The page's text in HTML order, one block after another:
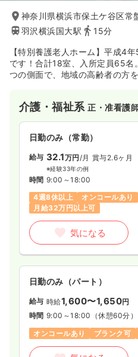
神奈川県横浜市保土ケ谷区常
羽沢横浜国大駅
15分
【特別養護老人ホーム】平成4
です！合計18室、入所定員65名
つの側面で、地域の高齢者の方
介護・福祉系正・准看護
日勤のみ（常勤）
給与 32.1万円 /月 賞与2.6ヶ月
※経験33年の例
時間 9:00～18:00
4週8休以上
オンコールあり
月給32万円以上可
気になる
日勤のみ（パート）
給与 時給1,600〜1,650円
時間 9:00～18:00 （休憩60分）
オンコールあり
ブランク可